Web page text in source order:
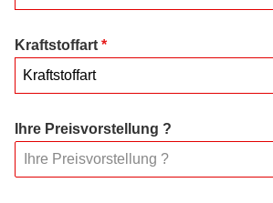
Kraftstoffart *
Kraftstoffart
Ihre Preisvorstellung ?